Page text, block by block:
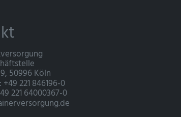
50996 Köln
221 846196-0
64000367-0